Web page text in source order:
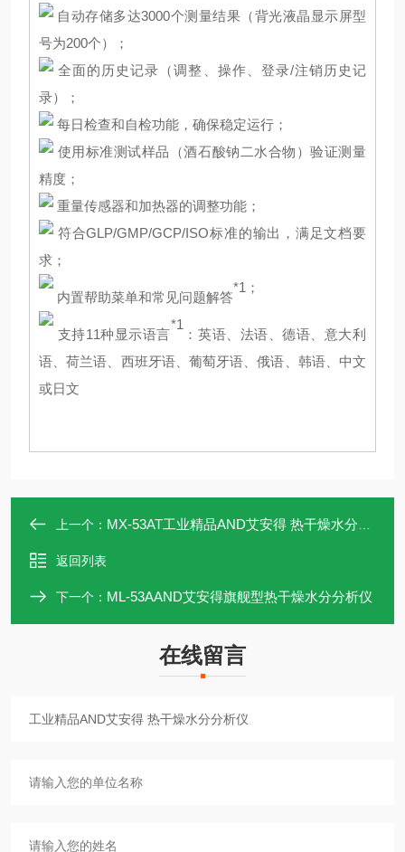
自动存储多达3000个测量结果（背光液晶显示屏型
号为200个）；
全面的历史记录（调整、操作、登录/注销历史记
录）；
每日检查和自检功能，确保稳定运行；
使用标准测试样品（酒石酸钠二水合物）验证测量
精度；
重量传感器和加热器的调整功能；
符合GLP/GMP/GCP/ISO标准的输出，满足文档要
求；
内置帮助菜单和常见问题解答
*1；
支持11种显示语言
*1
：英语、法语、德语、意大利
语、荷兰语、西班牙语、葡萄牙语、俄语、韩语、中文
或日文
上一个： MX-53AT工业精品AND艾安得 热干燥水分分析仪
返回列表
下一个： ML-53AAND艾安得旗舰型热干燥水分分析仪
在线留言